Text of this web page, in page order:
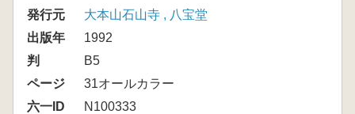
発行元
大本山石山寺 , 八宝堂
出版年
1992
判
B5
ページ
31オールカラー
六一ID
N100333